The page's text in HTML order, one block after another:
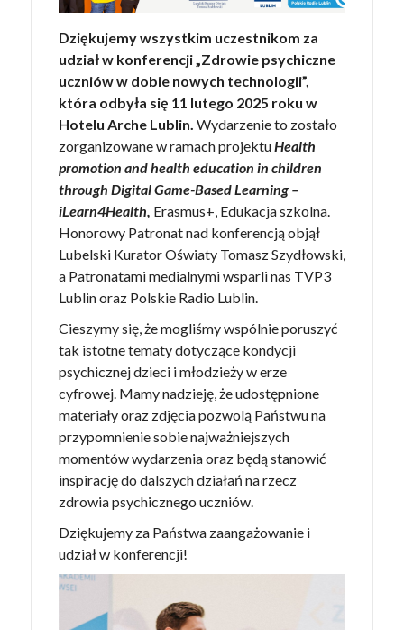
Dziękujemy wszystkim uczestnikom za
udział w konferencji „Zdrowie psychiczne
uczniów w dobie nowych technologii”,
która odbyła się 11 lutego 2025 roku w
Hotelu Arche Lublin. Wydarzenie to zostało
zorganizowane w ramach projektuHealth
promotion and health education in children
through Digital Game-Based Learning –
iLearn4Health, Erasmus+, Edukacja szkolna.
Honorowy Patronat nad konferencją objął
Lubelski Kurator Oświaty Tomasz Szydłowski,
a Patronatami medialnymi wsparli nas TVP3
Lublin oraz Polskie Radio Lublin.
Cieszymy się, że mogliśmy wspólnie poruszyć
tak istotne tematy dotyczące kondycji
psychicznej dzieci i młodzieży w erze
cyfrowej. Mamy nadzieję, że udostępnione
materiały oraz zdjęcia pozwolą Państwu na
przypomnienie sobie najważniejszych
momentów wydarzenia oraz będą stanowić
inspirację do dalszych działań na rzecz
zdrowia psychicznego uczniów.
Dziękujemy za Państwa zaangażowanie i
udział w konferencji!